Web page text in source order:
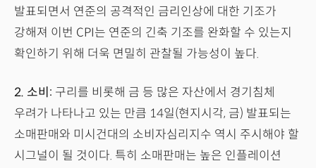
발표되면서 연준의 공격적인 금리인상에 대한 기조가
강해져 이번 CPI는 연준의 긴축 기조를 완화할 수 있는지
확인하기 위해 더욱 면밀히 관찰될 가능성이 높다.
2. 소비: 구리를 비롯해 금 등 많은 자산에서 경기침체
우려가 나타나고 있는 만큼 14일(현지시각, 금) 발표되는
소매판매와 미시건대의 소비자심리지수 역시 주시해야 할
시그널이 될 것이다. 특히 소매판매는 높은 인플레이션